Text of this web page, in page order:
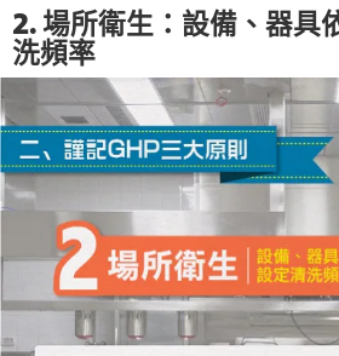
2. 場所衛生：設備、器具
洗頻率